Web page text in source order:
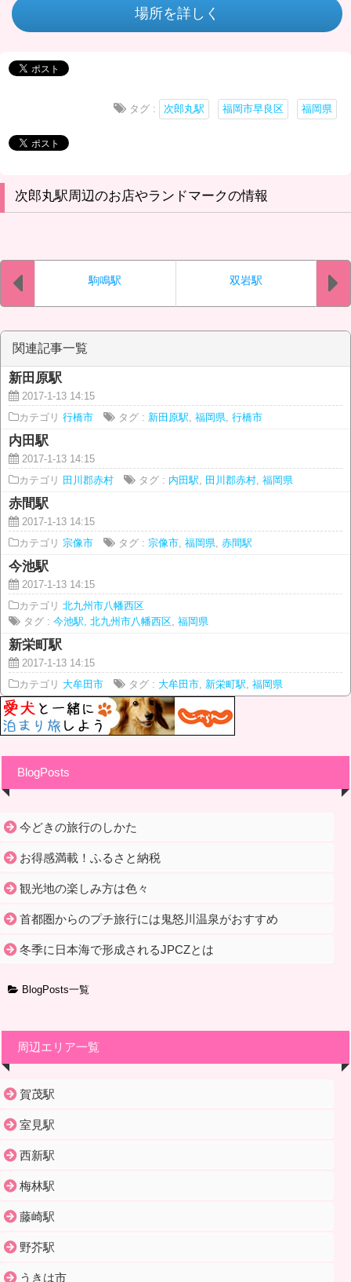
場所を詳しく
タグ : 次郎丸駅 福岡市早良区 福岡県
次郎丸駅周辺のお店やランドマークの情報
駒鳴駅 双岩駅
関連記事一覧
新田原駅
2017-1-13 14:15
カテゴリ 行橋市 タグ : 新田原駅 福岡県, 行橋市
内田駅
2017-1-13 14:15
カテゴリ
田川郡赤村 タグ : 内田駅 田川郡赤村, 福岡県
赤間駅
2017-1-13 14:15
カテゴリ 宗像市 タグ : 宗像市, 福岡県, 赤間駅
今池駅
2017-1-13 14:15
カテゴリ 北九州市八幡西区
タグ : 今池駅 北九州市八幡西区 福岡県
新栄町駅
2017-1-13 14:15
カテゴリ 大牟田市 タグ : 大牟田市, 新栄町駅 福岡県
BlogPosts
今どきの旅行のしかた
お得感満載！ふるさと納税
観光地の楽しみ方は色々
首都圏からのプチ旅行には鬼怒川温泉がおすすめ
冬季に日本海で形成されるJPCZとは
BlogPosts一覧
周辺エリア一覧
賀茂駅
室見駅
西新駅
梅林駅
藤崎駅
野芥駅
うきは市